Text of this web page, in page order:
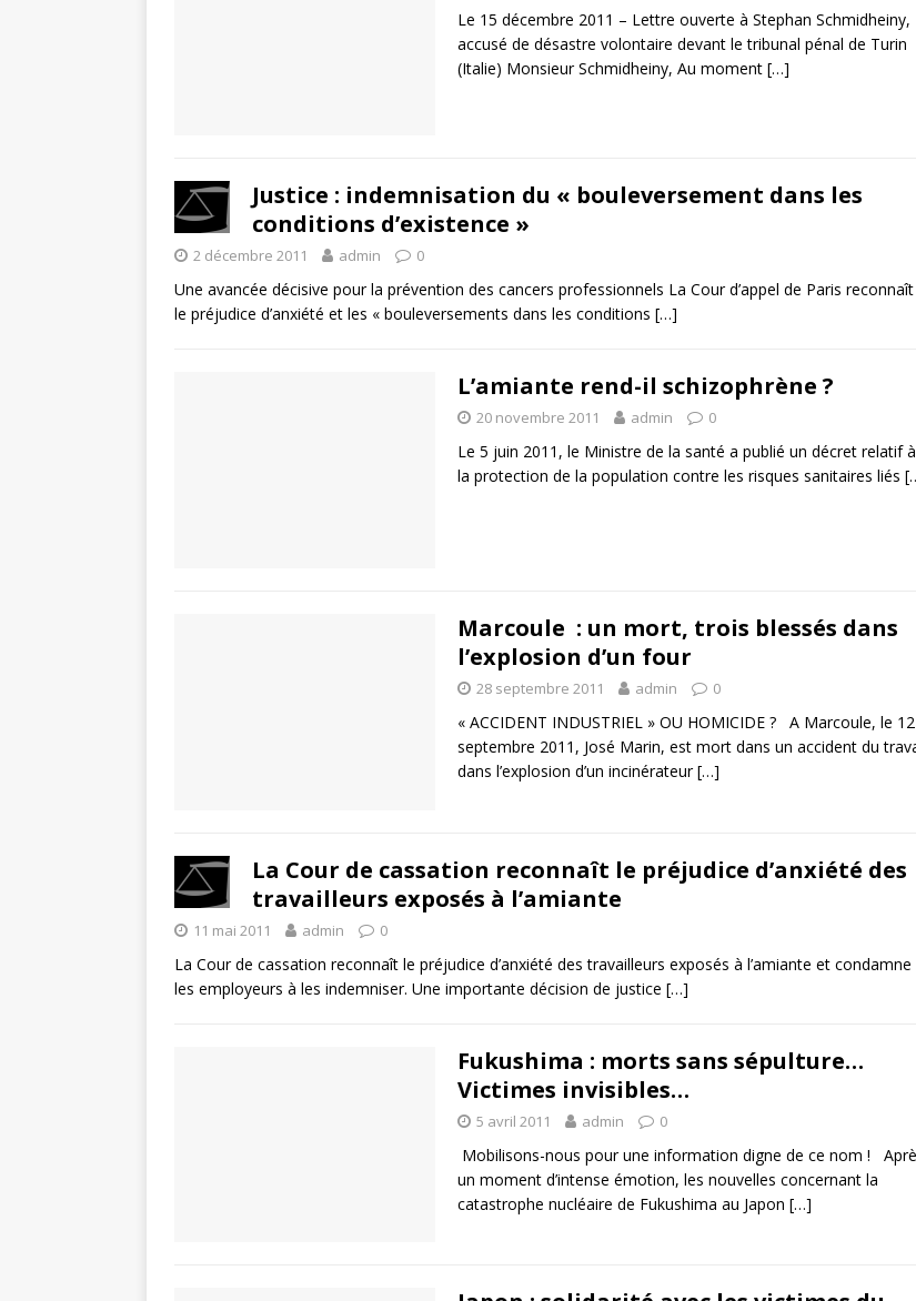
Le 15 décembre 2011 – Lettre ouverte à Stephan Schmidheiny,
accusé de désastre volontaire devant le tribunal pénal de Turin
(Italie) Monsieur Schmidheiny, Au moment […]
Justice : indemnisation du « bouleversement dans les
conditions d’existence »
2 décembre 2011 admin 0
Une avancée décisive pour la prévention des cancers professionnels La Cour d’appel de Paris reconnaît
le préjudice d’anxiété et les « bouleversements dans les conditions […]
L’amiante rend-il schizophrène ?
20 novembre 2011 admin 0
Le 5 juin 2011, le Ministre de la santé a publié un décret relatif à
la protection de la population contre les risques sanitaires liés
Marcoule : un mort, trois blessés dans
l’explosion d’un four
28 septembre 2011 admin 0
« ACCIDENT INDUSTRIEL » OU HOMICIDE ? A Marcoule, le 12
septembre 2011, José Marin, est mort dans un accident du
dans l’explosion d’un incinérateur[…]
La Cour de cassation reconnaît le préjudice d’anxiété des
travailleurs exposés à l’amiante
11 mai 2011 admin 0
La Cour de cassation reconnaît le préjudice d’anxiété des travailleurs exposés à l’amiante et condamne
les employeurs à les indemniser. Une importante décision de justice […]
Fukushima : morts sans sépulture…
Victimes invisibles…
5 avril 2011 admin 0
Mobilisons-nous pour une information digne de ce nom !
un moment d’intense émotion, les nouvelles concernant la
catastrophe nucléaire de Fukushima au Japon […]